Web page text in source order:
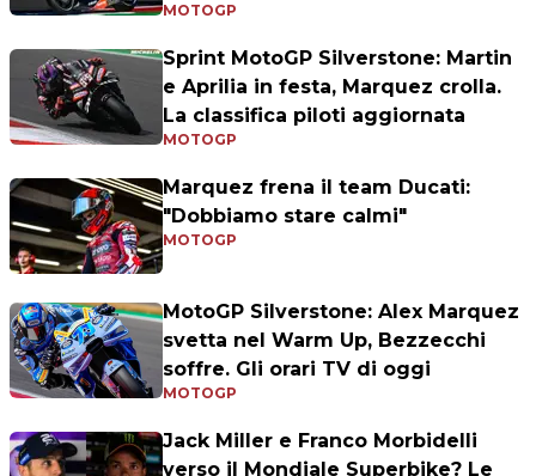
MOTOGP
Sprint MotoGP Silverstone: Martin
e Aprilia in festa, Marquez crolla.
La classifica piloti aggiornata
MOTOGP
Marquez frena il team Ducati:
"Dobbiamo stare calmi"
MOTOGP
MotoGP Silverstone: Alex Marquez
svetta nel Warm Up, Bezzecchi
soffre. Gli orari TV di oggi
MOTOGP
Jack Miller e Franco Morbidelli
verso il Mondiale Superbike? Le